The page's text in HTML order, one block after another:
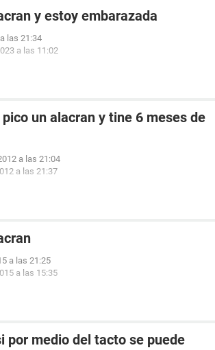
y estoy embarazada
las 21:34
a las 11:02
un alacran y tine 6 meses de
a las 21:04
a las 21:37
a las 21:25
a las 15:35
por medio del tacto se puede